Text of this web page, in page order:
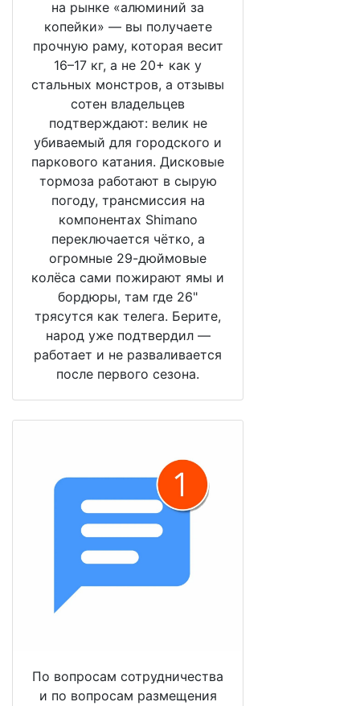
на рынке «алюминий за
копейки» — вы получаете
прочную раму, которая весит
16–17 кг, а не 20+ как у
стальных монстров, а отзывы
сотен владельцев
подтверждают: велик не
убиваемый для городского и
паркового катания. Дисковые
тормоза работают в сырую
погоду, трансмиссия на
компонентах Shimano
переключается чётко, а
огромные 29-дюймовые
колёса сами пожирают ямы и
бордюры, там где 26"
трясутся как телега. Берите,
народ уже подтвердил —
работает и не разваливается
после первого сезона.
По вопросам сотрудничества
и по вопросам размещения